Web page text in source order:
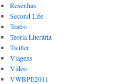
Resenhas
Second Life
Teatro
Teoria Literária
Twitter
Viagens
Video
VWBPE2011